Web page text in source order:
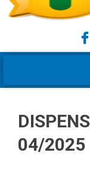
04/2025